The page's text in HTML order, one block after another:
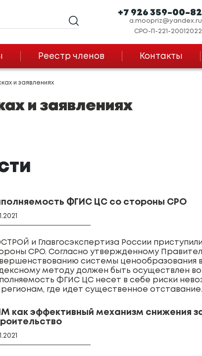
+7 926 359-00-82
a.moopriz@yandex.ru
СРО-П-221-20012022
Реестр членов Контакты
и заявлениях
и заявлениях
ФГИС ЦС со стороны СРО
и Главгосэкспертиза России
СРО. Согласно утвержденному
системы ценообразования
методу должен быть осуществлен
ФГИС ЦС несет в себе риски
где идет существенное отставание.
как эффективный механизм снижения